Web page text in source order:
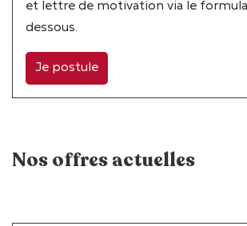
et lettre de motivation via le
dessous.
Je postule
Nos offres actuelles